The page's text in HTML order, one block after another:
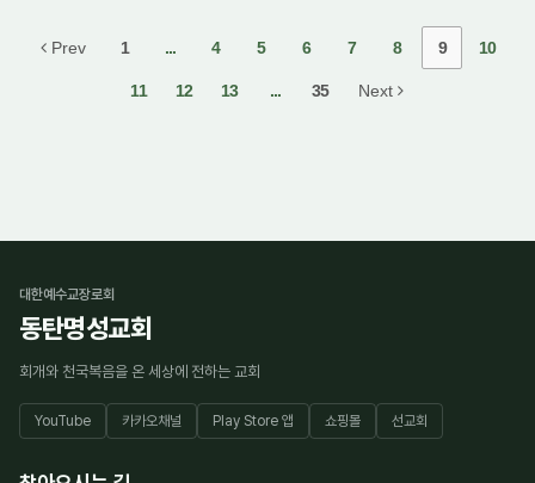
Prev 1 ... 4 5 6 7 8 9 10
11 12 13 ... 35 Next
대한예수교장로회
동탄명성교회
회개와 천국복음을 온 세상에 전하는 교회
YouTube 카카오채널 Play Store 앱 쇼핑몰 선교회